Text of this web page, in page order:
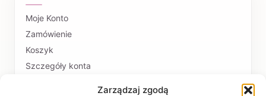
Zarządzaj zgodą
Moje Konto
Zamówienie
Koszyk
Szczegóły konta
PŁATNOŚCI I DOSTAWA